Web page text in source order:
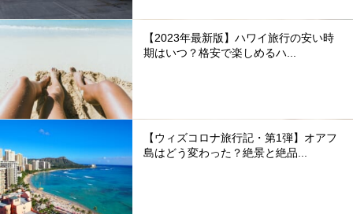
【2023年最新版】ハワイ旅行の安い時
期はいつ？格安で楽しめるハ...
【ウィズコロナ旅行記・第1弾】オアフ
島はどう変わった？絶景と絶品...